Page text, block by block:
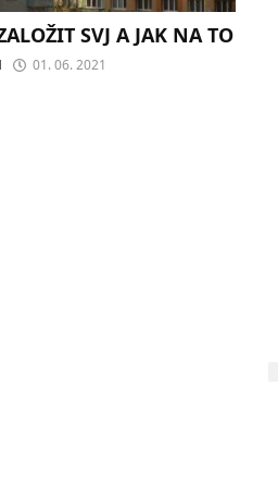
SVJ A JAK NA TO
01. 06. 2021